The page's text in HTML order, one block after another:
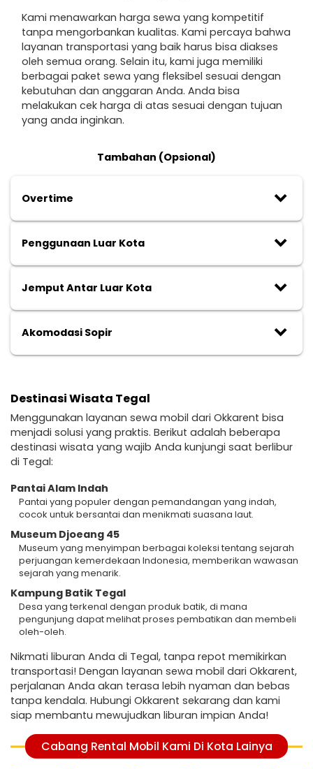
Kami menawarkan harga sewa yang kompetitif
tanpa mengorbankan kualitas. Kami percaya bahwa
layanan transportasi yang baik harus bisa diakses
oleh semua orang. Selain itu, kami juga memiliki
berbagai paket sewa yang fleksibel sesuai dengan
kebutuhan dan anggaran Anda. Anda bisa
melakukan cek harga di atas sesuai dengan tujuan
yang anda inginkan.
Tambahan (Opsional)
Overtime keyboard_arrow_down
Penggunaan Luar Kota keyboard_arrow_down
Jemput Antar Luar Kota keyboard_arrow_down
Akomodasi Sopir keyboard_arrow_down
Destinasi Wisata Tegal
Menggunakan layanan sewa mobil dari Okkarent bisa
menjadi solusi yang praktis. Berikut adalah beberapa
destinasi wisata yang wajib Anda kunjungi saat berlibur
di Tegal:
Pantai Alam Indah
Pantai yang populer dengan pemandangan yang indah,
cocok untuk bersantai dan menikmati suasana laut.
Museum Djoeang 45
Museum yang menyimpan berbagai koleksi tentang sejarah
perjuangan kemerdekaan Indonesia, memberikan wawasan
sejarah yang menarik.
Kampung Batik Tegal
Desa yang terkenal dengan produk batik, di mana
pengunjung dapat melihat proses pembatikan dan membeli
oleh-oleh.
Nikmati liburan Anda di Tegal, tanpa repot memikirkan
transportasi! Dengan layanan sewa mobil dari Okkarent,
perjalanan Anda akan terasa lebih nyaman dan bebas
tanpa kendala. Hubungi Okkarent sekarang dan kami
siap membantu mewujudkan liburan impian Anda!
Cabang Rental Mobil Kami Di Kota Lainya